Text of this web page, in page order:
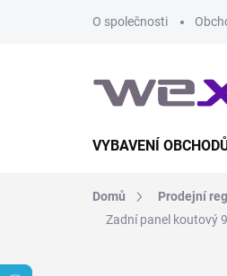
O společnosti
VYBAVENÍ
Domů Prodejní
Zadní panel koutový